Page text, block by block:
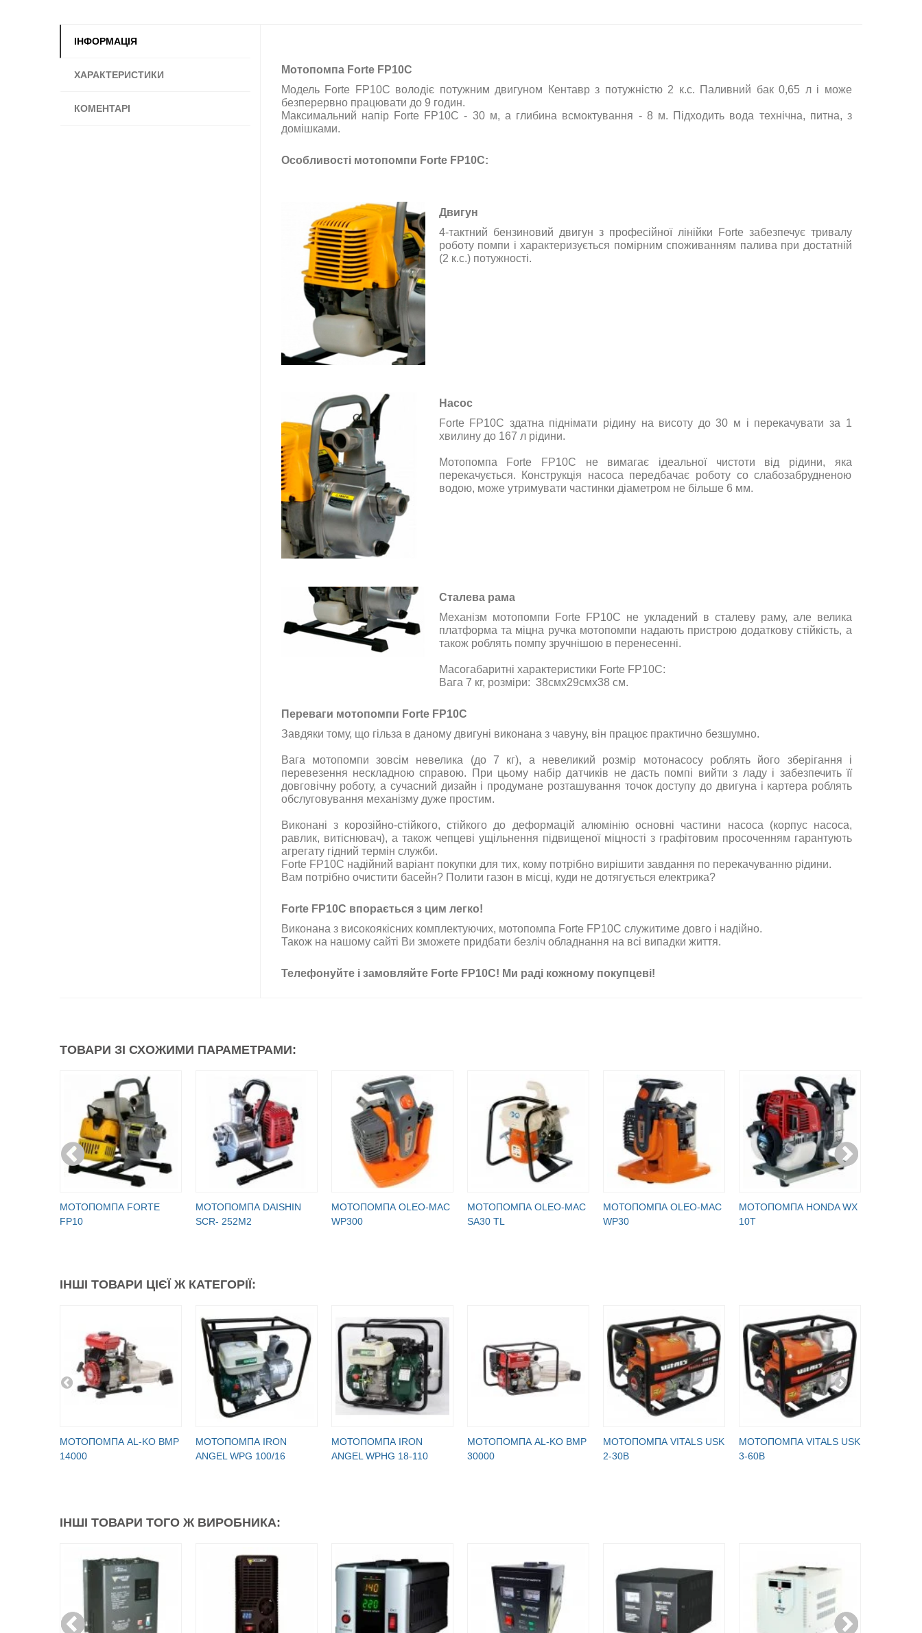
ІНФОРМАЦІЯ
ХАРАКТЕРИСТИКИ
КОМЕНТАРІ
Мотопомпа Forte FP10C
Модель Forte FP10C володіє потужним двигуном
Кентаврз потужністю 2 к.с. Паливний бак 0,65 л і може
безперервно працювати до 9 годин.
Максимальний напір Forte FP10C - 30 м, а глибина всмоктування - 8 м. Підходить вода технічна, питна, з
домішками.
Особливості мотопомпи Forte FP10C:
Двигун
4-тактний бензиновий двигун з професійної лінійки
Forte забезпечує тривалу
роботу помпи і характеризується помірним споживанням палива при достатній
(2 к.с.) потужності.
Насос
Forte FP10C здатна піднімати рідину на висоту до 30 м і перекачувати за 1
хвилину до 167 л рідини.
Мотопомпа Forte FP10C не вимагає ідеальної чистоти від рідини, яка
перекачується. Конструкція насоса передбачає роботу cо слабозабрудненою
водою, може утримувати частинки діаметром не більше 6 мм.
Сталева рама
Механізм мотопомпи Forte FP10C не укладений в сталеву раму, але велика
платформа та міцна ручка мотопомпи надають пристрою додаткову стійкість, а
також роблять помпу зручнішою в перенесенні.
Масогабаритні характеристики Forte FP10C:
Вага 7 кг, розміри: 38смх29смх38 см.
Переваги мотопомпи Forte FP10C
Завдяки тому, що гільза в даному двигуні виконана з чавуну, він працює практично безшумно.
Вага мотопомпи зовсім невелика (до 7 кг), а невеликий розмір мотонасосу роблять його зберігання і
перевезення нескладною справою. При цьому набір датчиків не дасть помпі вийти з ладу і забезпечить її
довговічну роботу, а сучасний дизайн і продумане розташування точок доступу до двигуна і картера роблять
обслуговування механізму дуже простим.
Виконані з корозійно-стійкого, стійкого до деформацій алюмінію основні частини насоса (корпус насоса,
равлик, витіснювач), а також чепцеві ущільнення підвищеної міцності з графітовим просоченням гарантують
агрегату гідний термін служби.
Forte FP10C надійний варіант покупки для тих, кому потрібно вирішити завдання по перекачуванню рідини.
Вам потрібно очистити басейн? Полити газон в місці, куди не дотягується електрика?
Forte FP10C впорається з цим легко!
Виконана з високоякісних комплектуючих, мотопомпа Forte FP10C служитиме довго і надійно.
Також на нашому сайті Ви зможете придбати безліч обладнання на всі випадки життя.
Телефонуйте і замовляйте Forte FP10C! Ми раді кожному покупцеві!
ТОВАРИ ЗІ СХОЖИМИ ПАРАМЕТРАМИ:
МОТОПОМПА FORTE
FP10
МОТОПОМПА DAISHIN
SCR- 252М2
МОТОПОМПА OLEO-MAC
WP300
МОТОПОМПА OLEO-MAC
SА30 ТL
МОТОПОМПА OLEO-MAC
WP30
МОТОПОМПА HONDA WX
10T
ІНШІ ТОВАРИ ЦІЄЇ Ж КАТЕГОРІЇ:
МОТОПОМПА AL-KO BMP
14000
МОТОПОМПА IRON
ANGEL WPG 100/16
МОТОПОМПА IRON
ANGEL WPHG 18-110
МОТОПОМПА AL-KO BMP
30000
МОТОПОМПА VITALS USK
2-30B
МОТОПОМПА VITALS USK
3-60B
ІНШІ ТОВАРИ ТОГО Ж ВИРОБНИКА: